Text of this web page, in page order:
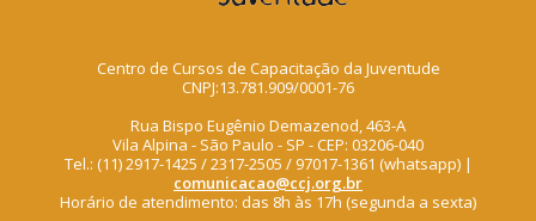
Centro de Cursos de Capacitação da Juventude
CNPJ:13.781.909/0001-76
Rua Bispo Eugênio Demazenod, 463-A
Vila Alpina - São Paulo - SP - CEP: 03206-040
Tel.: (11) 2917-1425 / 2317-2505 / 97017-1361 (whatsapp) |
comunicacao@ccj.org.br
Horário de atendimento: das 8h às 17h (segunda a sexta)